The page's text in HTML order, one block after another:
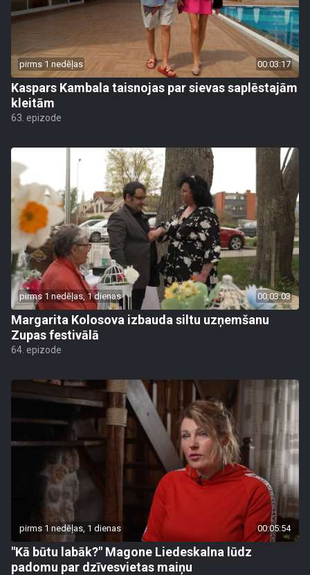
pirms 1 nedēļas 00:03:17
Kaspars Kambala taisnojas par sievas saplēstajām
kleitām
63. epizode
pirms 1 nedēļas, 1 dienas 00:03:03
Margarita Kolosova izbauda siltu uzņemšanu
Zupas festivālā
64. epizode
pirms 1 nedēļas, 1 dienas 00:05:54
"Kā būtu labāk?" Magone Liedeskalna lūdz
padomu par dzīvesvietas maiņu